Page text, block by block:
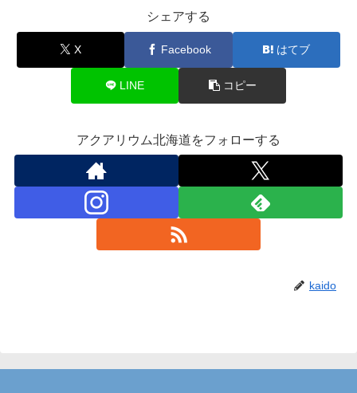
シェアする
X Facebook はてブ
LINE コピー
アクアリウム北海道をフォローする
kaido